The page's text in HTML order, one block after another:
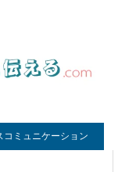
コミュニケーション